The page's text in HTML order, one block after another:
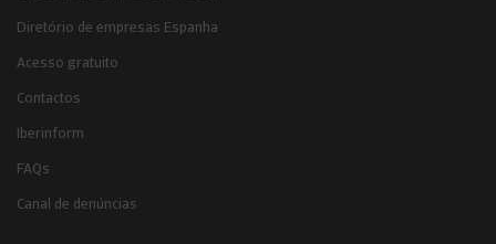
Diretório de empresas Espanha
Acesso gratuito
Contactos
Iberinform
FAQs
Canal de denúncias